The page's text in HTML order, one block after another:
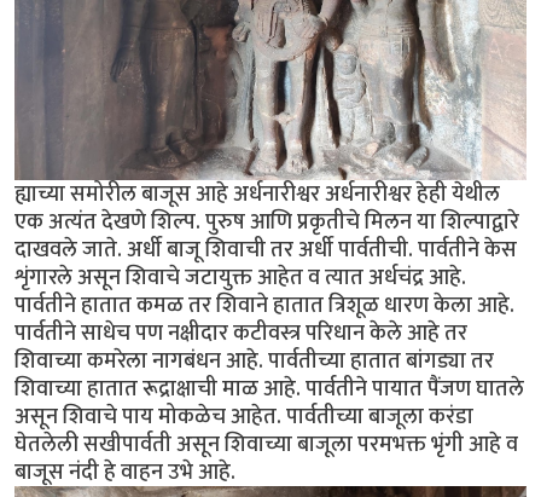
ह्याच्या समोरील बाजूस आहे अर्धनारीश्वर अर्धनारीश्वर हेही येथील
एक अत्यंत देखणे शिल्प. पुरुष आणि प्रकृतीचे मिलन या शिल्पाद्वारे
दाखवले जाते. अर्धी बाजू शिवाची तर अर्धी पार्वतीची. पार्वतीने केस
शृंगारले असून शिवाचे जटायुक्त आहेत व त्यात अर्धचंद्र आहे.
पार्वतीने हातात कमळ तर शिवाने हातात त्रिशूळ धारण केला आहे.
पार्वतीने साधेच पण नक्षीदार कटीवस्त्र परिधान केले आहे तर
शिवाच्या कमरेला नागबंधन आहे. पार्वतीच्या हातात बांगड्या तर
शिवाच्या हातात रूद्राक्षाची माळ आहे. पार्वतीने पायात पैंजण घातले
असून शिवाचे पाय मोकळेच आहेत. पार्वतीच्या बाजूला करंडा
घेतलेली सखीपार्वती असून शिवाच्या बाजूला परमभक्त भृंगी आहे व
बाजूस नंदी हे वाहन उभे आहे.